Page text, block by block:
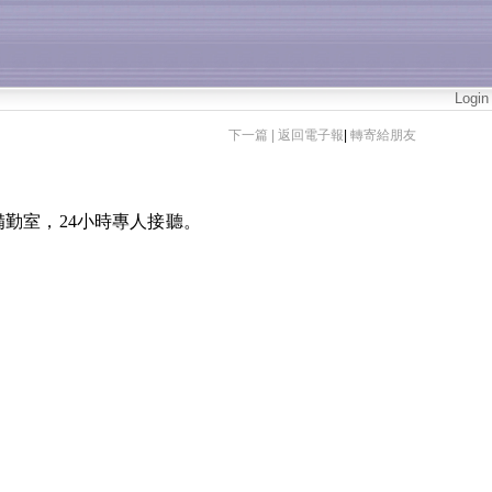
Login
下一篇 | 返回電子報 轉寄給朋友
室， 24小時專人接聽。